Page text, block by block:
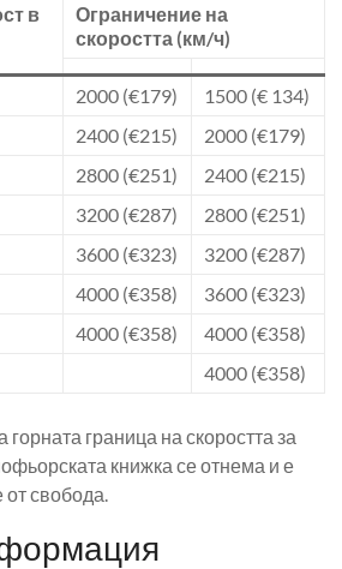
в
Ограничение на
скоростта (км/ч)
2000 (€179)
1500 (€ 134)
2400 (€215)
2000 (€179)
2800 (€251)
2400 (€215)
3200 (€287)
2800 (€251)
3600 (€323)
3200 (€287)
4000 (€358)
3600 (€323)
4000 (€358)
4000 (€358)
4000 (€358)
граница на скоростта за
книжка се отнема и е
свобода.